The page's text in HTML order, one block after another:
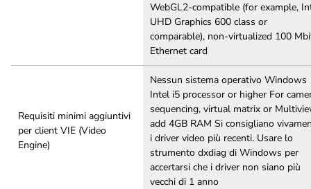
WebGL2-compatible (for example,
UHD Graphics 600 class or
comparable), non-virtualized 100
Ethernet card
Requisiti minimi aggiuntivi
per client VIE (Video
Engine)
Nessun sistema operativo Windows
Intel i5 processor or higher For
sequencing, virtual matrix or
add 4GB RAM Si consigliano
i driver video più recenti. Usare lo
strumento dxdiag di Windows per
accertarsi che i driver non siano più
vecchi di 1 anno